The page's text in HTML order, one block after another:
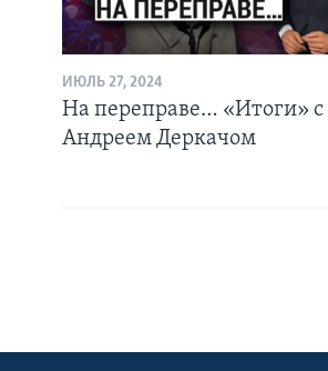
ИЮЛЬ 27, 2024
На переправе… «Итоги» с
Андреем Деркачом